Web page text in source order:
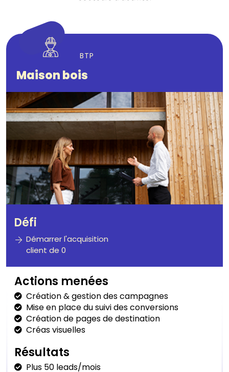
BTP
Maison bois
Défi
Démarrer l'acquisition
client de 0
Actions menées
Création & gestion des campagnes
Mise en place du suivi des conversions
Création de pages de destination
Créas visuelles
Résultats
Plus 50 leads/mois